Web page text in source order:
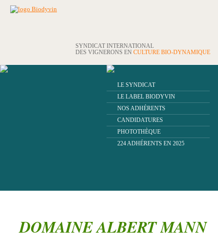
SYNDICAT INTERNATIONAL
DES VIGNERONS EN CULTURE BIO-DYNAMIQUE
LE SYNDICAT
LE LABEL BIODYVIN
NOS ADHÉRENTS
CANDIDATURES
PHOTOTHÈQUE
224 ADHÉRENTS EN 2025
DOMAINE ALBERT MANN